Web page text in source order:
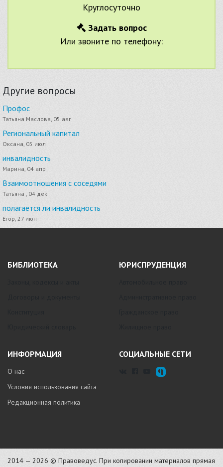
Круглосуточно
Задать вопрос
Или звоните по телефону:
Другие вопросы
Профос
Татьяна Маслова, 05 авг
Региональный капитал
Оксана, 05 июл
инвалидность
Марина, 04 апр
Взаимоотношения с соседями
Татьяна , 04 дек
полагается ли инвалидность
Егор, 27 июн
БИБЛИОТЕКА ЮРИСПРУДЕНЦИЯ
ИНФОРМАЦИЯ
О нас
Условия использования сайта
Редакционная политика
СОЦИАЛЬНЫЕ СЕТИ
2014 — 2026 © Правоведус. При копировании материалов прямая